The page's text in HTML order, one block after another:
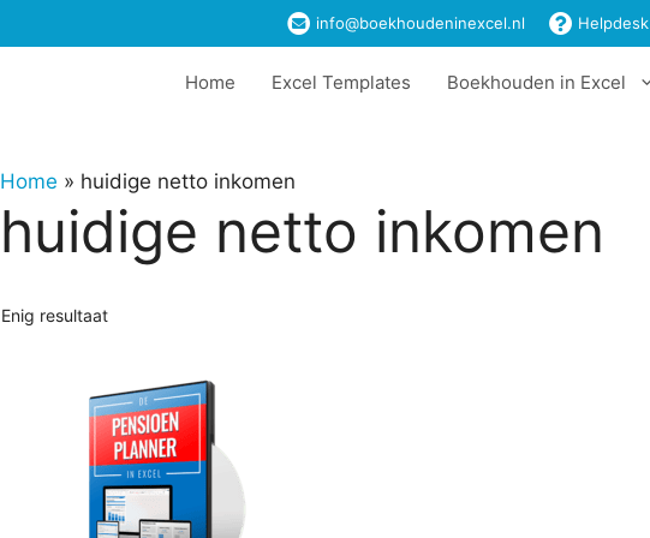
info@boekhoudeninexcel.nl Helpdesk
Home Excel Templates Boekhouden in Excel
Home » huidige netto inkomen
huidige netto inkomen
Enig resultaat